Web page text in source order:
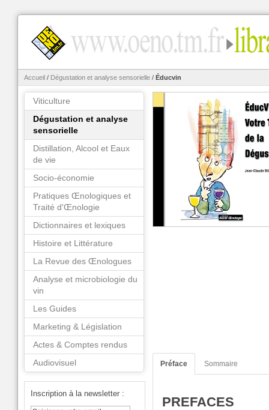
Accueil / Dégustation et analyse sensorielle / Éducvin
Préface Sommaire
PREFACES
Viticulture
Dégustation et analyse
sensorielle
Distillation, Alcool et Eaux
de vie
Socio-économie
Pratiques Œnologiques et
Traité d'Œnologie
Dictionnaires et lexiques
Histoire et Littérature
La Revue des Œnologues
Analyse et microbiologie du
vin
Les Guides
Marketing & Législation
Actes & Comptes rendus
Audiovisuel
Inscription à la newsletter :